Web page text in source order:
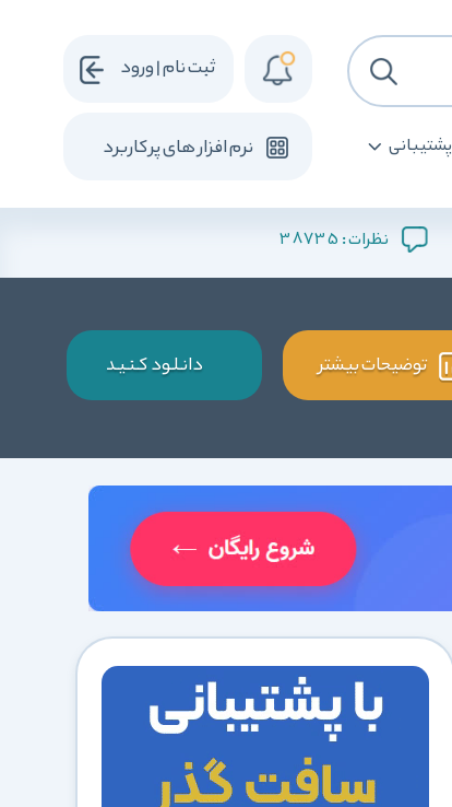
پشتیبانی نرم افزار های پرکاربرد
ثبت نام | ورود
نظرات : 38735
توضیحات بیشتر دانـلـود کـنـیـد